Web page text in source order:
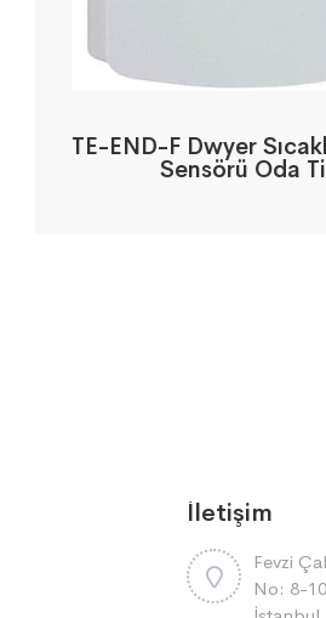
TE-END-F Dwyer
Sensörü Oda
İletişim
Fevzi
No: 8-